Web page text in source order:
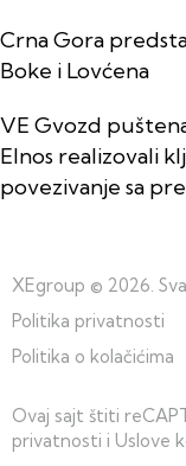
Crna Gora
Boke i Lovćena
VE Gvozd
Elnos realizovali
povezivanje sa
XEgroup © 2026.
Politika privatnosti
Politika o kolačićima
Ovaj sajt štiti
privatnosti i Uslove